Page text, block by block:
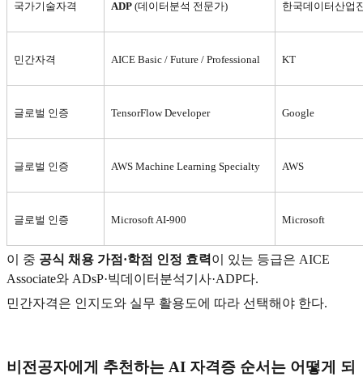
국가기술자격 ADP (데이터분석 전문가) 한국데이터산업
민간자격 AICE Basic / Future / Professional KT
글로벌 인증 TensorFlow Developer Google
글로벌 인증 AWS Machine Learning Specialty AWS
글로벌 인증 Microsoft AI-900 Microsoft
이 중 공식 채용 가점·학점 인정 효력이 있는 등급은 AICE
Associate와 ADsP·빅데이터분석기사·ADP다.
민간자격은 인지도와 실무 활용도에 따라 선택해야 한다.
비전공자에게 추천하는 AI 자격증 순서는 어떻게 되